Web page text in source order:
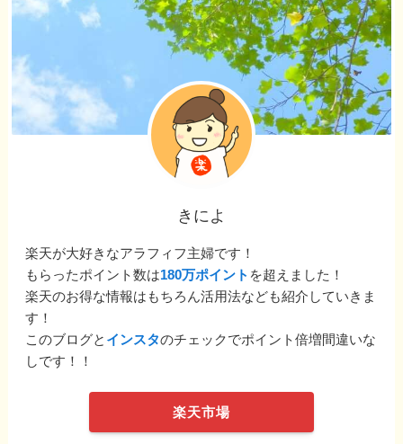
きによ
楽天が大好きなアラフィフ主婦です！
もらったポイント数は180万ポイント を超えました！
楽天のお得な情報はもちろん活用法なども紹介していきま
す！
このブログと インスタのチェックでポイント倍増間違いな
しです！！
楽天市場